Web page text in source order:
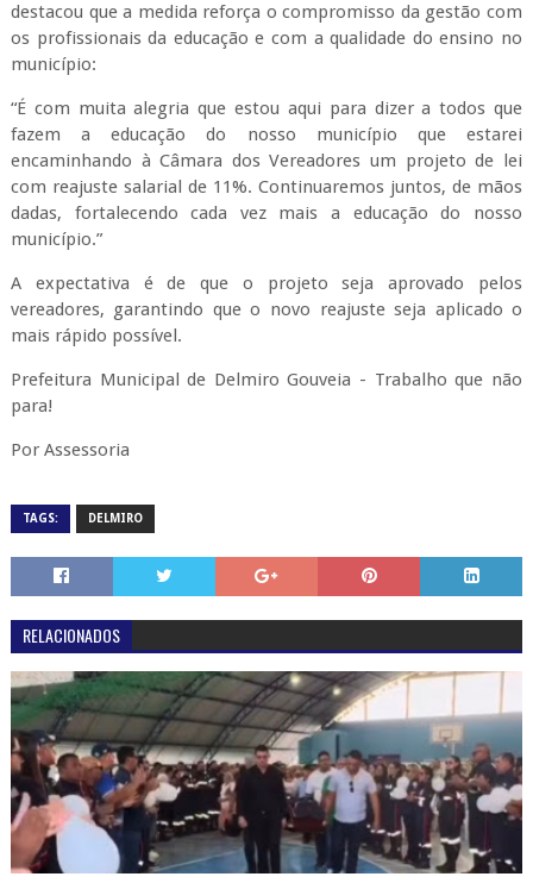
destacou que a medida reforça o compromisso da gestão com
os profissionais da educação e com a qualidade do ensino no
município:
“É com muita alegria que estou aqui para dizer a todos que
fazem a educação do nosso município que estarei
encaminhando à Câmara dos Vereadores um projeto de lei
com reajuste salarial de 11%. Continuaremos juntos, de mãos
dadas, fortalecendo cada vez mais a educação do nosso
município.”
A expectativa é de que o projeto seja aprovado pelos
vereadores, garantindo que o novo reajuste seja aplicado o
mais rápido possível.
Prefeitura Municipal de Delmiro Gouveia - Trabalho que não
para!
Por Assessoria
TAGS: DELMIRO
RELACIONADOS